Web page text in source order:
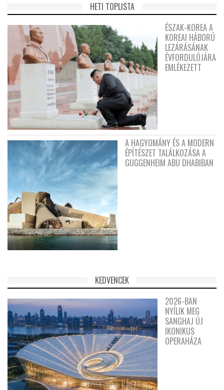
HETI TOPLISTA
ÉSZAK-KOREA A
KOREAI HÁBORÚ
LEZÁRÁSÁNAK
ÉVFORDULÓJÁRA
EMLÉKEZETT
A HAGYOMÁNY ÉS A MODERN
ÉPÍTÉSZET TALÁLKOZÁSA A
GUGGENHEIM ABU DHABIBAN
KEDVENCEK
2026-BAN
NYÍLIK MEG
SANGHAJ ÚJ
IKONIKUS
OPERAHÁZA